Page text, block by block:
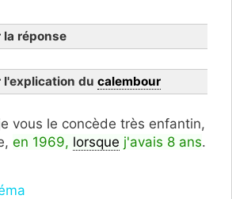
réponse
du calembour
vous le concède très enfantin,
en 1969, lorsque j'avais 8 ans.